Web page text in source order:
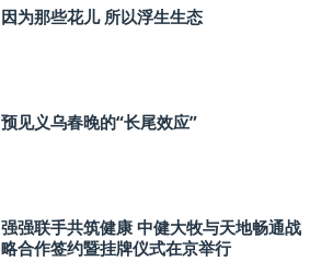
因为那些花儿 所以浮生生态
预见义乌春晚的“长尾效应”
强强联手共筑健康 中健大牧与天地畅通战
略合作签约暨挂牌仪式在京举行